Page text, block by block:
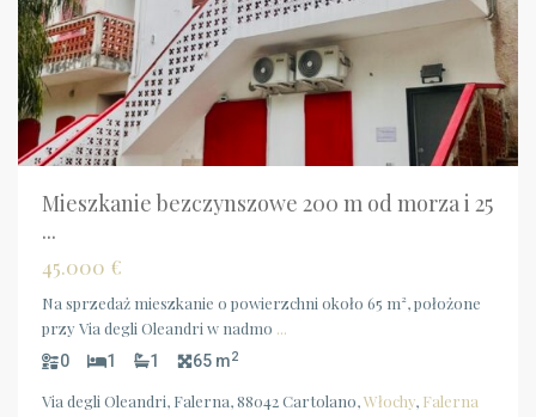
Mieszkanie bezczynszowe 200 m od morza i 25
...
45.000 €
Na sprzedaż mieszkanie o powierzchni około 65 m², położone
przy Via degli Oleandri w nadmo ...
0 1 1 65 m2
Via degli Oleandri, Falerna, 88042 Cartolano,Włochy, Falerna